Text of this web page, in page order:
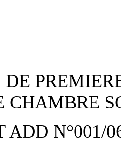
CHAMBRE
ADD N°001/